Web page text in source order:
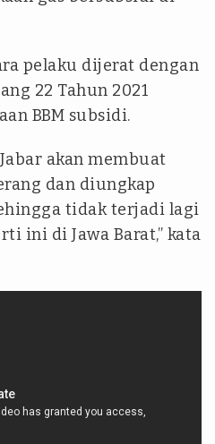
pelaku dijerat dengan
22 Tahun 2021
BBM subsidi.
akan membuat
dan diungkap
tidak terjadi lagi
ini di Jawa Barat,” kata